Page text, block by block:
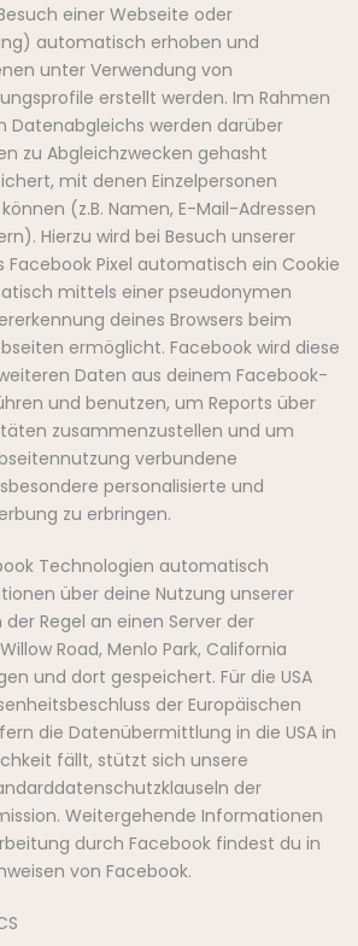
einer Webseite oder
automatisch erhoben und
unter Verwendung von
erstellt werden. Im Rahmen
Datenabgleichs werden darüber
zu Abgleichzwecken gehasht
mit denen Einzelpersonen
(z.B. Namen, E-Mail-Adressen
Hierzu wird bei Besuch unserer
Facebook Pixel automatisch ein Cookie
mittels einer pseudonymen
deines Browsers beim
ermöglicht. Facebook wird diese
Daten aus deinem Facebook-
und benutzen, um Reports über
zusammenzustellen und um
verbundene
personalisierte und
zu erbringen.
Technologien automatisch
über deine Nutzung unserer
Regel an einen Server der
Road, Menlo Park, California
und dort gespeichert. Für die USA
der Europäischen
die Datenübermittlung in die USA in
fällt, stützt sich unsere
der
Weitergehende Informationen
durch Facebook findest du in
von Facebook.